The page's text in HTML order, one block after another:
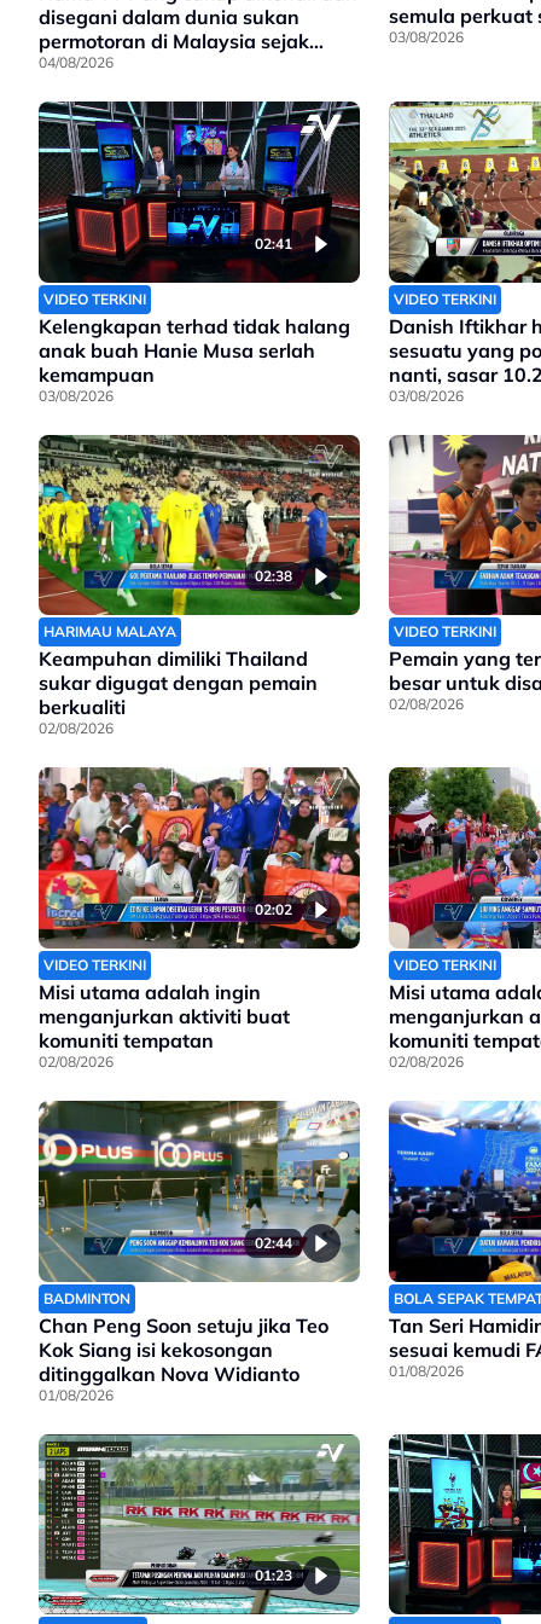
disegani dalam dunia sukan
permotoran di Malaysia sejak
90an, dan kini anak kepada
yang telah ditinggalkan
04/08/2026
semula perkuat
03/08/2026
02:41
VIDEO TERKINI
Kelengkapan terhad tidak halang
anak buah Hanie Musa serlah
kemampuan
03/08/2026
VIDEO TERKINI
Danish Iftikhar
sesuatu yang
nanti, sasar
03/08/2026
02:38
HARIMAU MALAYA
Keampuhan dimiliki Thailand
sukar digugat dengan pemain
berkualiti
02/08/2026
VIDEO TERKINI
Pemain yang
besar untuk
02/08/2026
02:02
VIDEO TERKINI
Misi utama adalah ingin
menganjurkan aktiviti buat
komuniti tempatan
02/08/2026
VIDEO TERKINI
Misi utama
menganjurkan
komuniti
02/08/2026
02:44
BADMINTON
Chan Peng Soon setuju jika Teo
Kok Siang isi kekosongan
ditinggalkan Nova Widianto
01/08/2026
BOLA SEPAK
Tan Seri
sesuai kemudi
01/08/2026
01:23